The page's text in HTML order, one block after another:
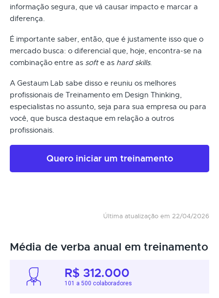
informação segura, que vá causar impacto e marcar a
diferença.
É importante saber, então, que é justamente isso que o
mercado busca: o diferencial que, hoje, encontra-se na
combinação entre as softe as hard skills.
A Gestaum Lab sabe disso e reuniu os melhores
profissionais de Treinamento em Design Thinking,
especialistas no assunto, seja para sua empresa ou para
você, que busca destaque em relação a outros
profissionais.
Quero iniciar um treinamento
Última atualização em 22/04/2026
Média de verba anual em treinamento
R$ 312.000
101 a 500 colaboradores